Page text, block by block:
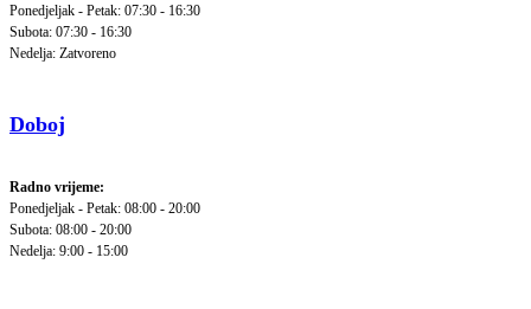
Ponedjeljak - Petak: 07:30 - 16:30
Subota: 07:30 - 16:30
Nedelja: Zatvoreno
Doboj
Radno vrijeme:
Ponedjeljak - Petak: 08:00 - 20:00
Subota: 08:00 - 20:00
Nedelja: 9:00 - 15:00